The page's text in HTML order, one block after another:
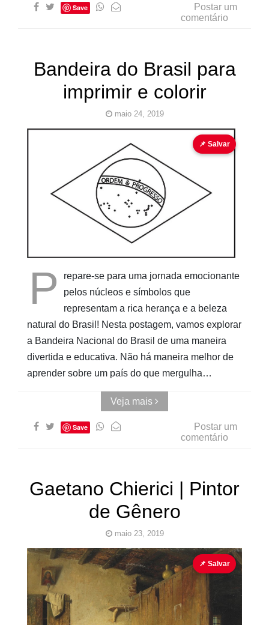
Save
Postar um
comentário
Bandeira do Brasil para
imprimir e colorir
maio 24, 2019
📌 Salvar
P
repare-se para uma jornada emocionante
pelos núcleos e símbolos que
representam a rica herança e a beleza
natural do Brasil! Nesta postagem, vamos explorar
a Bandeira Nacional do Brasil de uma maneira
divertida e educativa. Não há maneira melhor de
aprender sobre um país do que mergulha…
Veja mais
Save
Postar um
comentário
Gaetano Chierici | Pintor
de Gênero
maio 23, 2019
Gaetano Chierici Italiano Pintor de Gênero📌 Salvar